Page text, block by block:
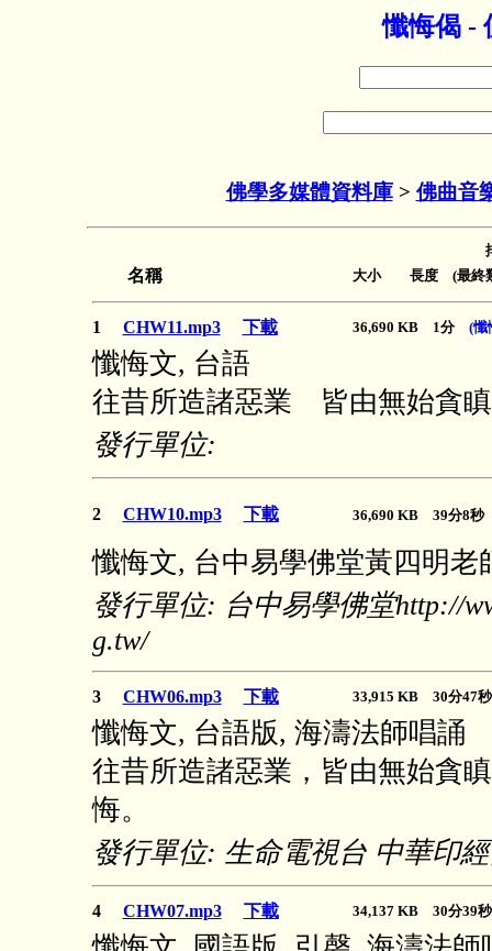
懺悔偈 -
佛學多媒體資料庫> 佛曲音
名稱 大小 長度 (最終
1 CHW11.mp3 下載 36,690 KB 1分 (懺
懺悔文, 台語
往昔所造諸惡業 皆由無始貪
發行單位:
2 CHW10.mp3 下載 36,690 KB 39分8
懺悔文, 台中易學佛堂黃四明老
發行單位: 台中易學佛堂http://
g.tw/
3 CHW06.mp3 下載 33,915 KB 30分47
懺悔文, 台語版, 海濤法師唱誦
往昔所造諸惡業，皆由無始貪
悔。
發行單位: 生命電視台 中華印
4 CHW07.mp3 下載 34,137 KB 30分39